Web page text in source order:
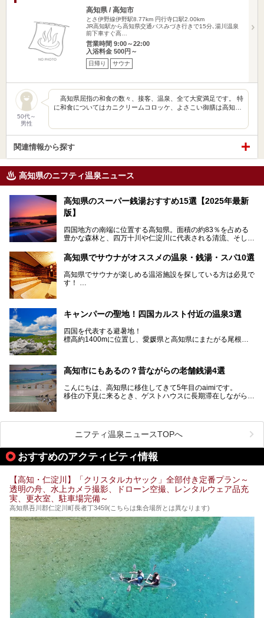
高知県 / 高知市
とさ伊野線伊野駅8.77km 円行寺口駅2.00km
JR高知駅から高知県交通バスみづき行きで15分､湯川温泉
前下車すぐ高…
営業時間 9:00～22:00
入浴料金 500円～
日帰り サウナ
50代～
男性
高知県屈指の和食の数々、接客、温泉、全て大変満足です。 特
に和食についてはカニクリームコロッケ、よさこい御膳は高知…
関連情報から探す
高知県のニフティ温泉ニュース
高知県のスーパー銭湯おすすめ15選【2025年最新
版】
四国地方の南端に位置する高知県。面積の約83％を占める
豊かな森林と、四万十川や仁淀川に代表される清流、そして
魅力がぎゅっと詰まった県です。
高知県はまた、カツオのたたきをはじめとする海産物や清流
で育つ川魚、大皿にごちそうがどっさり盛られた皿鉢料理、
柚子などの柑橘類、地酒といったグルメが充実していること
でも知られます。ここでは、温泉とあわせて自然の景観やグ
高知県でサウナがオススメの温泉・銭湯・スパ10選
高知県でサウナが楽しめる温浴施設を探している方は必見で
す！
ぜひこれを読んで高知のサウナ探しの参考してくださいね！
キャンパーの聖地！四国カルスト付近の温泉3選
四国を代表する避暑地！
標高約1400mに位置し、愛媛県と高知県にまたがる尾根沿
が見れる場所。
帰り温泉（お風呂）がありません。
中でもライターおすすめの３つの温泉をご紹介します。
などが問題なければ、温泉に入ってから向かうことをオスス
メします。
なぜなら最寄り温泉でも車で４０分、山を降りていかねばな
りませんからね…！！
もしくは、翌日キャンプ帰りに立ち寄るのもおすすめです。
それでは見ていきましょう。
高知市にもあるの？昔ながらの老舗銭湯4選
こんにちは、高知県に移住してきて5年目のaimiです。
移住の下見に来るとき、ゲストハウスに長期滞在しながら観
高知市というと、高知県の人口の半分が集まっているにぎや
かなイメージがある方も多いかと思いますが、昔ながらの老
舗銭湯がけっこうな数あるのですよ。
規模は小さいながら、元気に営業中なので観光がてら訪問し
てみてはいかがでしょう？
Kですよ♪
それではチェックしてきましょう♪
ニフティ温泉ニュースTOPへ
おすすめのアクティビティ情報
【高知・仁淀川】「クリスタルカヤック」全部付き定番プラン～
透明の舟、水上カメラ撮影、ドローン空撮、レンタルウェア品充
実、更衣室、駐車場完備～
高知県吾川郡仁淀川町長者丁3459(こちらは集合場所とは異なります)